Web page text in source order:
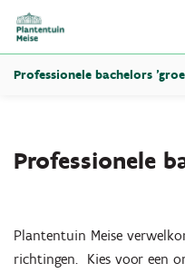
Professionele bachelors
Professionele
Plantentuin Meise
richtingen. Kies voor een